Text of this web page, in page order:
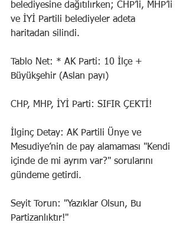
belediyesine dağıtılırken; CHP’li, MHP’li
ve İYİ Partili belediyeler adeta
haritadan silindi.
Tablo Net: * AK Parti: 10 İlçe +
Büyükşehir (Aslan payı)
CHP, MHP, İYİ Parti: SIFIR ÇEKTİ!
İlginç Detay: AK Partili Ünye ve
Mesudiye’nin de pay alamaması "Kendi
içinde de mi ayrım var?" sorularını
gündeme getirdi.
Seyit Torun: "Yazıklar Olsun, Bu
Partizanlıktır!"